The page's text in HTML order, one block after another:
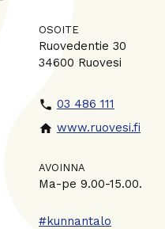
OSOITE
Ruovedentie 30
34600 Ruovesi
phone 03 486 111
home www.ruovesi.fi
AVOINNA
Ma-pe 9.00-15.00.
#kunnantalo